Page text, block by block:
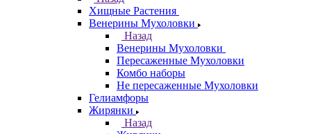
Хищные Растения
Венерины Мухоловки
Назад
Венерины Мухоловки
Пересаженные Мухоловки
Комбо наборы
Не пересаженные Мухоловки
Гелиамфоры
Жирянки
Назад